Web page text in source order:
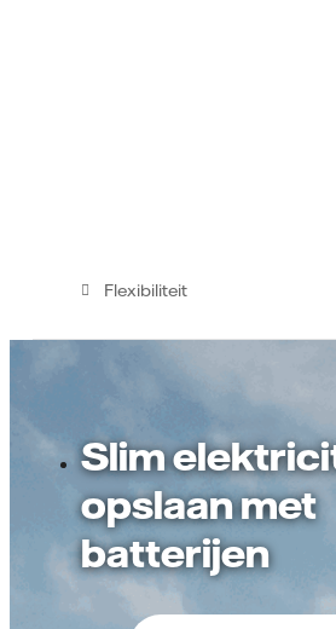
Flexibiliteit
Slim
opslaan met
batterijen